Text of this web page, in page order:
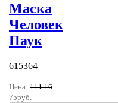
Маска
Человек
Паук
615364
Цена: 111.16
75руб.